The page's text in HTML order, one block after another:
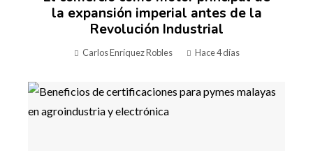
la expansión imperial antes de la
Revolución Industrial
Carlos Enríquez Robles Hace 4 días